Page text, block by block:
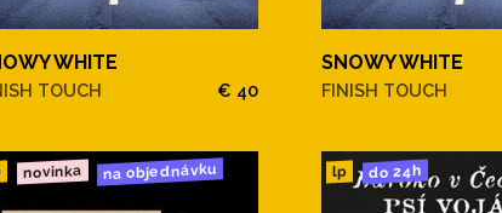
WHITE
TOUCH € 40
SNOWY WHITE
FINISH TOUCH
novinka na objednávku lp do 24h